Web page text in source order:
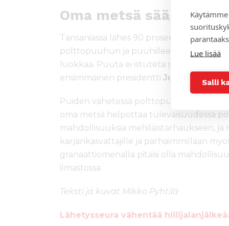
Lue lisää
Salli
Oma metsä säästää
Tansaniassa lähes 90 prosenttia
polttopuuhun ja puuhiileen.
luokkaa. Puuta ei istuteta samassa
ensimmäinen presidentti Julius Nyerere
Puiden vähetessä polttopuun
oma metsä helpottaa tulevaisuudessa
mahdollisuuksia mehiläistarhaukseen,
karjankasvattajille ja parhaimmillaan
granaattiomenalla pitäisi olla
ilmastossa.
Teksti ja kuvat Mikko Pyhtilä
Lähetysseura vähentää